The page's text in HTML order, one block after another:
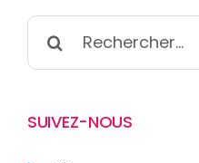
Rechercher:
SUIVEZ-NOUS